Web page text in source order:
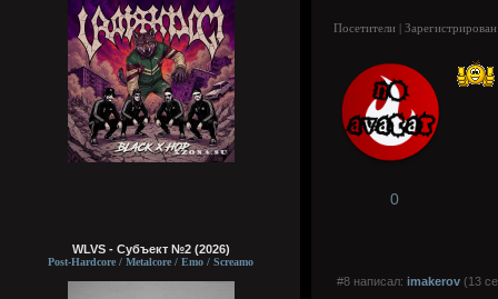
WLVS - Субъект №2 (2026)
Post-Hardcore / Metalcore / Emo / Screamo
Посетители |
0
#8 написал: imakerov (13